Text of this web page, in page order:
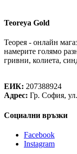
Teoreya Gold
Теорея - онлайн
намерите голямо
гривни, колиета,
ЕИК: 207388924
Адрес: Гр. София,
Социални връзки
Facebook
Instagram